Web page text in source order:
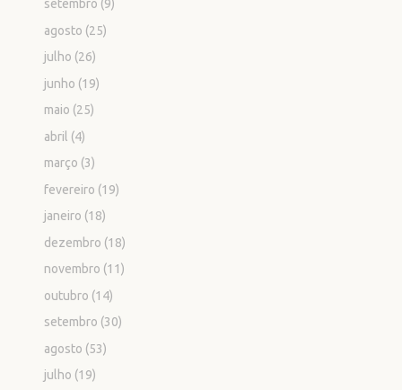
setembro (9)
agosto (25)
julho (26)
junho (19)
maio (25)
abril (4)
março (3)
fevereiro (19)
janeiro (18)
dezembro (18)
novembro (11)
outubro (14)
setembro (30)
agosto (53)
julho (19)